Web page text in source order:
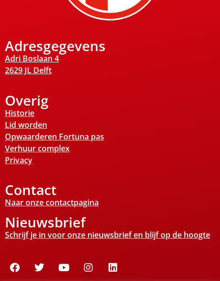
Adresgegevens
Adri Boslaan 4
2629 JL Delft
Overig
Historie
Lid worden
Opwaarderen Fortuna pas
Verhuur complex
Privacy
Contact
Naar onze contactpagina
Nieuwsbrief
Schrijf je in voor onze nieuwsbrief en blijf op de hoogte